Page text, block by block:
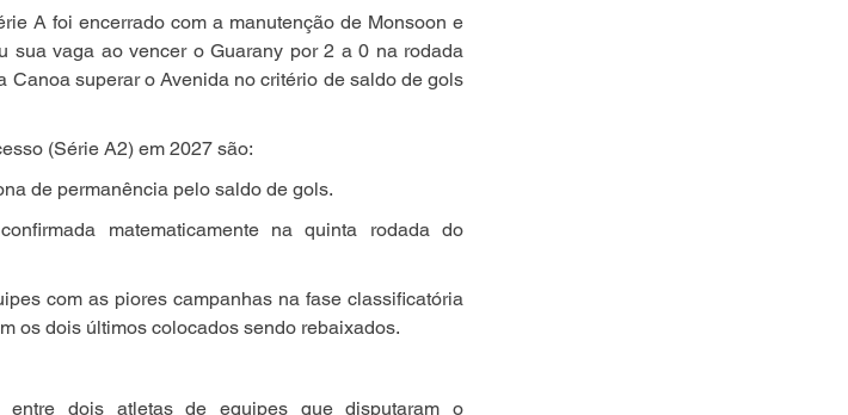
A foi encerrado com a manutenção de Monsoon e
sua vaga ao vencer o Guarany por 2 a 0 na rodada
superar o Avenida no critério de saldo de gols
(Série A2) em 2027 são:
de permanência pelo saldo de gols.
matematicamente na quinta rodada do
com as piores campanhas na fase classificatória
os dois últimos colocados sendo rebaixados.
dois atletas de equipes que disputaram o